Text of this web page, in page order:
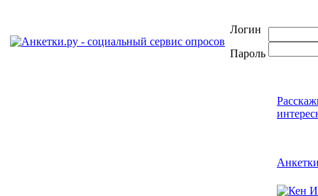
Логин
Пароль